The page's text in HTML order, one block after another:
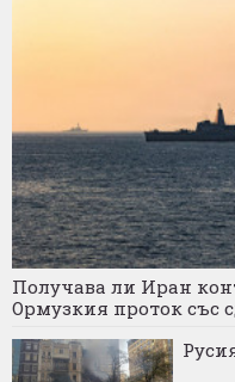
Получава ли Иран
Ормузкия проток със